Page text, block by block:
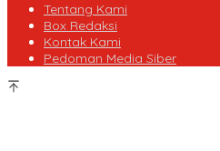
Tentang Kami
Box Redaksi
Kontak Kami
Pedoman Media Siber